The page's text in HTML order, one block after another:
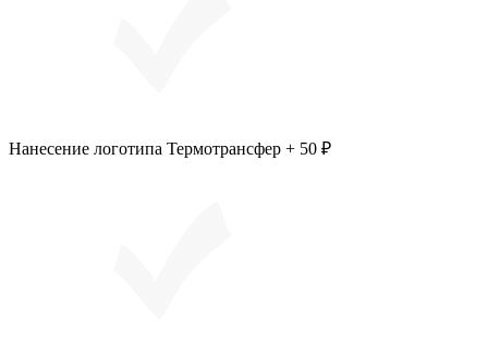
Нанесение логотипа Термотрансфер + 50 ₽